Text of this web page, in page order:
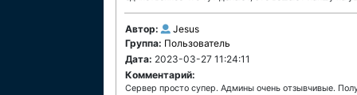
Автор:
Jesus
Группа: Пользователь
Дата: 2023-03-27 11:24:11
Комментарий:
Сервер просто супер. Админы очень отзывчивые.